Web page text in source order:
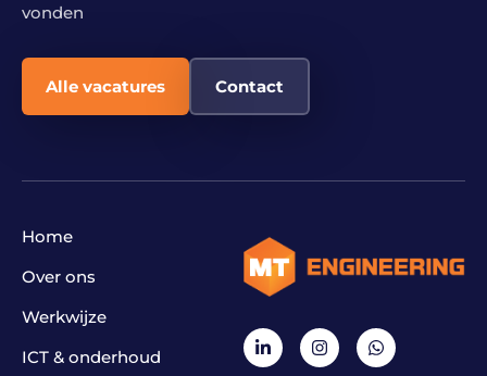
vonden
Alle vacatures Contact
Home
Over ons
Werkwijze
ICT & onderhoud